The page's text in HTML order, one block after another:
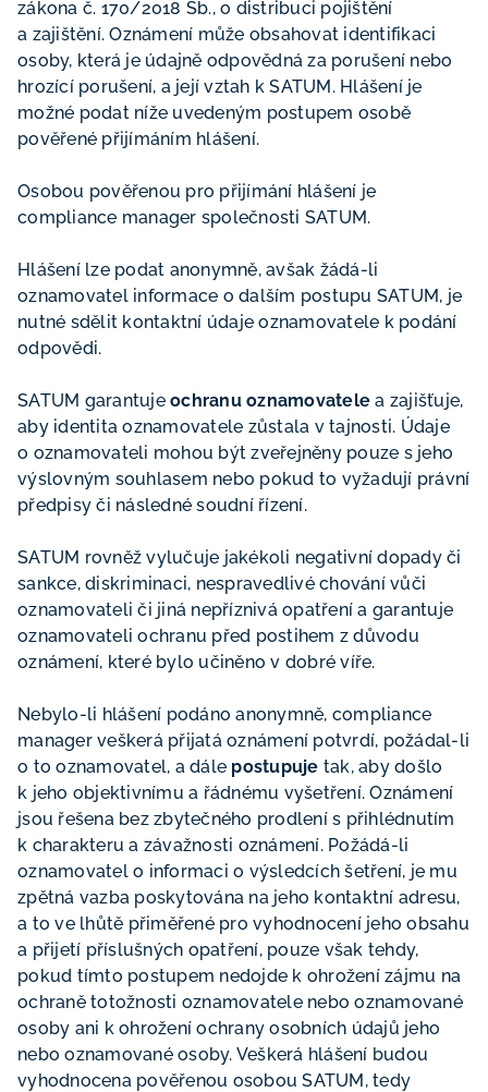
zákona č. 170/2018 Sb., o distribuci pojištění
a zajištění. Oznámení může obsahovat identifikaci
osoby, která je údajně odpovědná za porušení nebo
hrozící porušení, a její vztah k SATUM. Hlášení je
možné podat níže uvedeným postupem osobě
pověřené přijímáním hlášení.
Osobou pověřenou pro přijímání hlášení je
compliance manager společnosti SATUM.
Hlášení lze podat anonymně, avšak žádá-li
oznamovatel informace o dalším postupu SATUM, je
nutné sdělit kontaktní údaje oznamovatele k podání
odpovědi.
SATUM garantuje ochranu oznamovatele a zajišťuje,
aby identita oznamovatele zůstala v tajnosti. Údaje
o oznamovateli mohou být zveřejněny pouze s jeho
výslovným souhlasem nebo pokud to vyžadují právní
předpisy či následné soudní řízení.
SATUM rovněž vylučuje jakékoli negativní dopady či
sankce, diskriminaci, nespravedlivé chování vůči
oznamovateli či jiná nepříznivá opatření a garantuje
oznamovateli ochranu před postihem z důvodu
oznámení, které bylo učiněno v dobré víře.
Nebylo-li hlášení podáno anonymně, compliance
manager veškerá přijatá oznámení potvrdí, požádal-li
o to oznamovatel, a dále postupuje tak, aby došlo
k jeho objektivnímu a řádnému vyšetření. Oznámení
jsou řešena bez zbytečného prodlení s přihlédnutím
k charakteru a závažnosti oznámení. Požádá-li
oznamovatel o informaci o výsledcích šetření, je mu
zpětná vazba poskytována na jeho kontaktní adresu,
a to ve lhůtě přiměřené pro vyhodnocení jeho obsahu
a přijetí příslušných opatření, pouze však tehdy,
pokud tímto postupem nedojde k ohrožení zájmu na
ochraně totožnosti oznamovatele nebo oznamované
osoby ani k ohrožení ochrany osobních údajů jeho
nebo oznamované osoby. Veškerá hlášení budou
vyhodnocena pověřenou osobou SATUM, tedy